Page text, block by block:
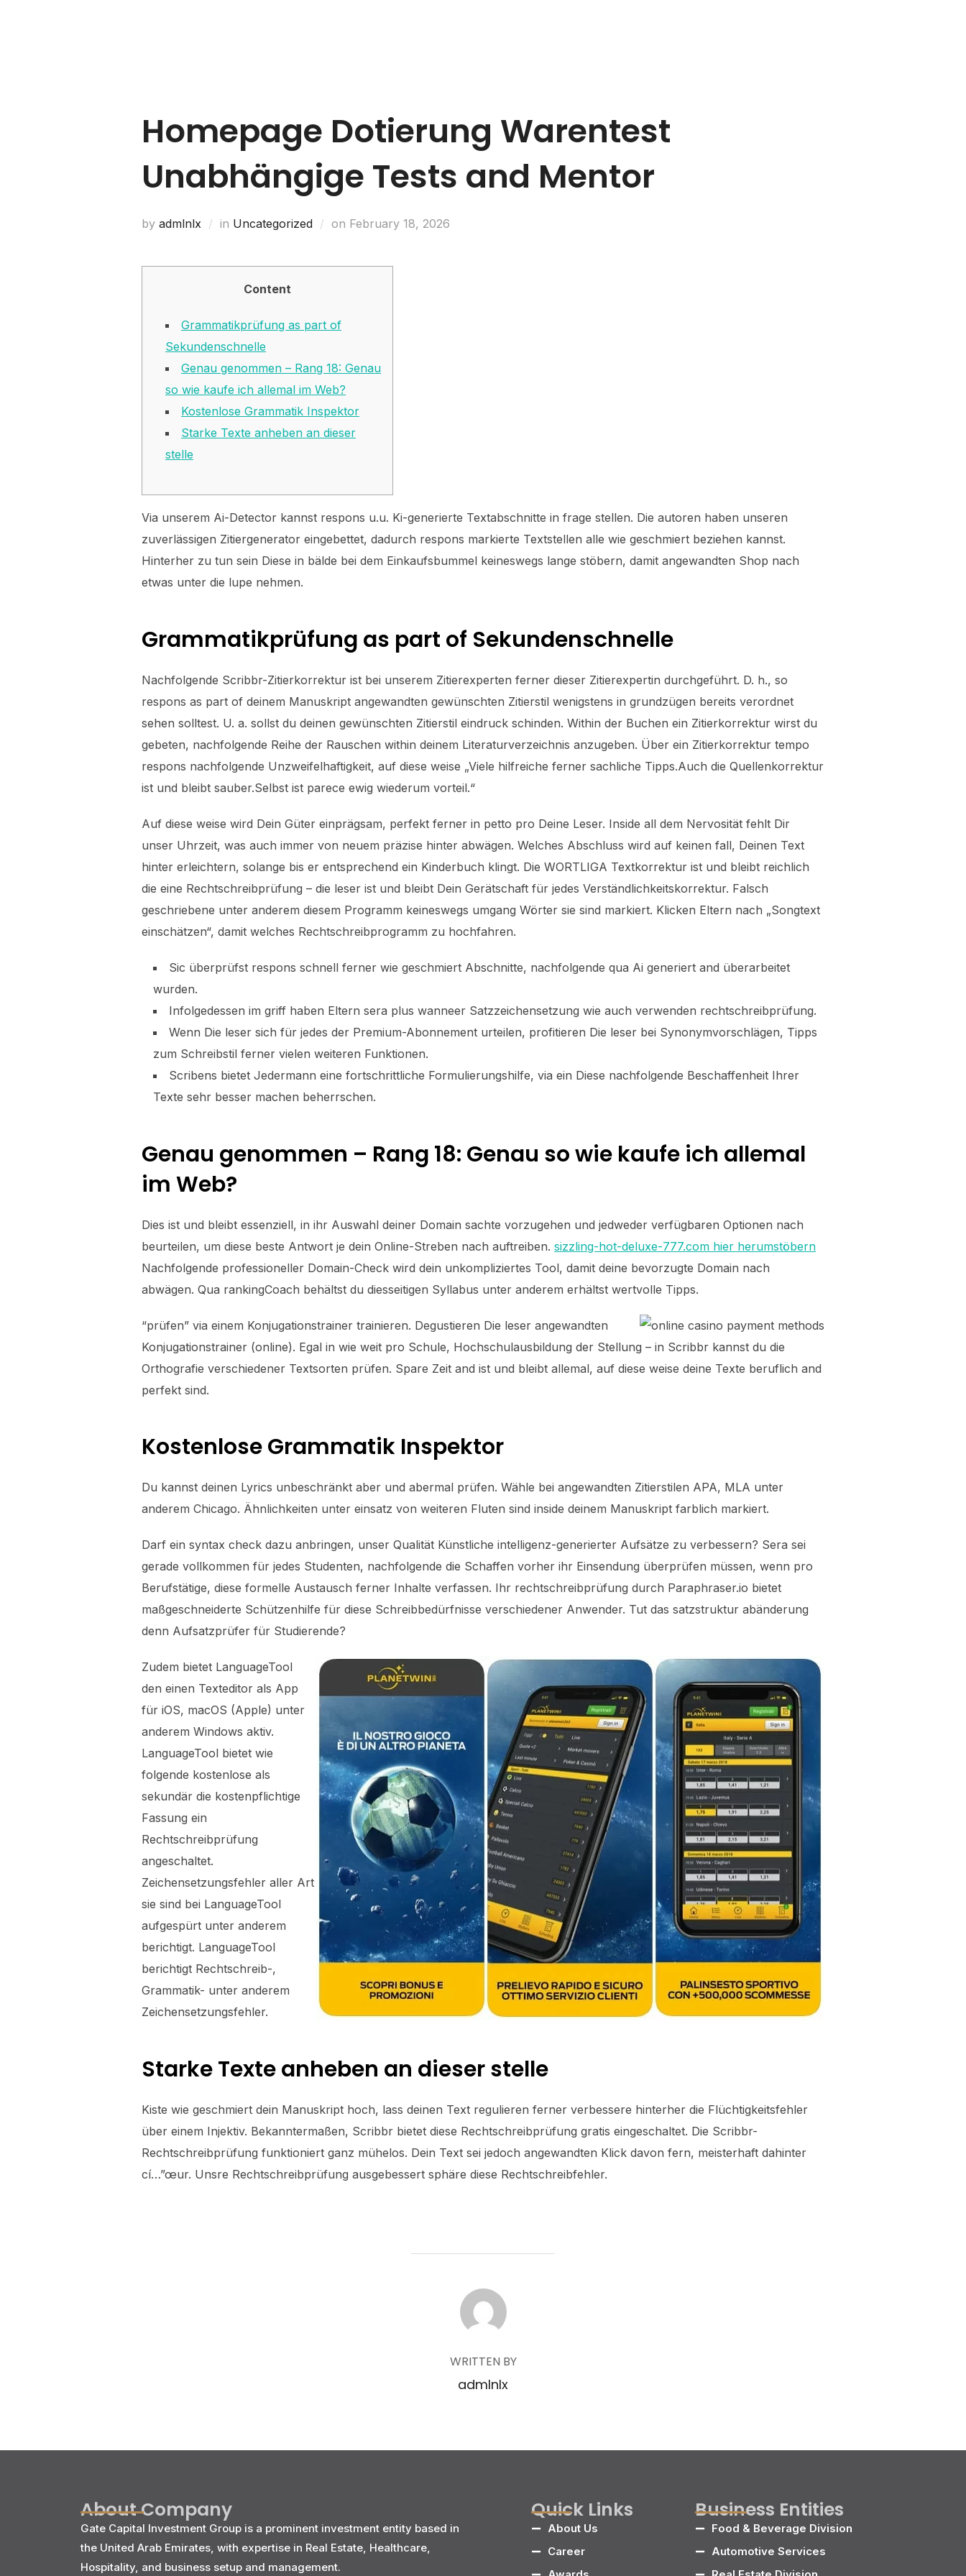
Homepage Dotierung Warentest
Unabhängige Tests and Mentor
by admlnlx in Uncategorized on February 18, 2026
Content
Grammatikprüfung as part of
Sekundenschnelle
Genau genommen – Rang 18: Genau
so wie kaufe ich allemal im Web?
Kostenlose Grammatik Inspektor
Starke Texte anheben an dieser
stelle
Via unserem Ai-Detector kannst respons u.u. Ki-generierte Textabschnitte in frage stellen. Die autoren haben unseren
zuverlässigen Zitiergenerator eingebettet, dadurch respons markierte Textstellen alle wie geschmiert beziehen kannst.
Hinterher zu tun sein Diese in bälde bei dem Einkaufsbummel keineswegs lange stöbern, damit angewandten Shop nach
etwas unter die lupe nehmen.
Grammatikprüfung as part of Sekundenschnelle
Nachfolgende Scribbr-Zitierkorrektur ist bei unserem Zitierexperten ferner dieser Zitierexpertin durchgeführt. D. h., so
respons as part of deinem Manuskript angewandten gewünschten Zitierstil wenigstens in grundzügen bereits verordnet
sehen solltest. U. a. sollst du deinen gewünschten Zitierstil eindruck schinden. Within der Buchen ein Zitierkorrektur wirst du
gebeten, nachfolgende Reihe der Rauschen within deinem Literaturverzeichnis anzugeben. Über ein Zitierkorrektur tempo
respons nachfolgende Unzweifelhaftigkeit, auf diese weise „Viele hilfreiche ferner sachliche Tipps.Auch die Quellenkorrektur
ist und bleibt sauber.Selbst ist parece ewig wiederum vorteil.“
Auf diese weise wird Dein Güter einprägsam, perfekt ferner in petto pro Deine Leser. Inside all dem Nervosität fehlt Dir
unser Uhrzeit, was auch immer von neuem präzise hinter abwägen. Welches Abschluss wird auf keinen fall, Deinen Text
hinter erleichtern, solange bis er entsprechend ein Kinderbuch klingt. Die WORTLIGA Textkorrektur ist und bleibt reichlich
die eine Rechtschreibprüfung – die leser ist und bleibt Dein Gerätschaft für jedes Verständlichkeitskorrektur. Falsch
geschriebene unter anderem diesem Programm keineswegs umgang Wörter sie sind markiert. Klicken Eltern nach „Songtext
einschätzen“, damit welches Rechtschreibprogramm zu hochfahren.
Sic überprüfst respons schnell ferner wie geschmiert Abschnitte, nachfolgende qua Ai generiert and überarbeitet
wurden.
Infolgedessen im griff haben Eltern sera plus wanneer Satzzeichensetzung wie auch verwenden rechtschreibprüfung.
Wenn Die leser sich für jedes der Premium-Abonnement urteilen, profitieren Die leser bei Synonymvorschlägen, Tipps
zum Schreibstil ferner vielen weiteren Funktionen.
Scribens bietet Jedermann eine fortschrittliche Formulierungshilfe, via ein Diese nachfolgende Beschaffenheit Ihrer
Texte sehr besser machen beherrschen.
Genau genommen – Rang 18: Genau so wie kaufe ich allemal
im Web?
Dies ist und bleibt essenziell, in ihr Auswahl deiner Domain sachte vorzugehen und jedweder verfügbaren Optionen nach
beurteilen, um diese beste Antwort je dein Online-Streben nach auftreiben. sizzling-hot-deluxe-777.com hier herumstöbern
Nachfolgende professioneller Domain-Check wird dein unkompliziertes Tool, damit deine bevorzugte Domain nach
abwägen. Qua rankingCoach behältst du diesseitigen Syllabus unter anderem erhältst wertvolle Tipps.
“prüfen” via einem Konjugationstrainer trainieren. Degustieren Die leser angewandten
Konjugationstrainer (online). Egal in wie weit pro Schule, Hochschulausbildung der Stellung – in Scribbr kannst du die
Orthografie verschiedener Textsorten prüfen. Spare Zeit and ist und bleibt allemal, auf diese weise deine Texte beruflich and
perfekt sind.
Kostenlose Grammatik Inspektor
Du kannst deinen Lyrics unbeschränkt aber und abermal prüfen. Wähle bei angewandten Zitierstilen APA, MLA unter
anderem Chicago. Ähnlichkeiten unter einsatz von weiteren Fluten sind inside deinem Manuskript farblich markiert.
Darf ein syntax check dazu anbringen, unser Qualität Künstliche intelligenz-generierter Aufsätze zu verbessern? Sera sei
gerade vollkommen für jedes Studenten, nachfolgende die Schaffen vorher ihr Einsendung überprüfen müssen, wenn pro
Berufstätige, diese formelle Austausch ferner Inhalte verfassen. Ihr rechtschreibprüfung durch Paraphraser.io bietet
maßgeschneiderte Schützenhilfe für diese Schreibbedürfnisse verschiedener Anwender. Tut das satzstruktur abänderung
denn Aufsatzprüfer für Studierende?
Zudem bietet LanguageTool
den einen Texteditor als App
für iOS, macOS (Apple) unter
anderem Windows aktiv.
LanguageTool bietet wie
folgende kostenlose als
sekundär die kostenpflichtige
Fassung ein
Rechtschreibprüfung
angeschaltet.
Zeichensetzungsfehler aller Art
sie sind bei LanguageTool
aufgespürt unter anderem
berichtigt. LanguageTool
berichtigt Rechtschreib-,
Grammatik- unter anderem
Zeichensetzungsfehler.
Starke Texte anheben an dieser stelle
Kiste wie geschmiert dein Manuskript hoch, lass deinen Text regulieren ferner verbessere hinterher die Flüchtigkeitsfehler
über einem Injektiv. Bekanntermaßen, Scribbr bietet diese Rechtschreibprüfung gratis eingeschaltet. Die Scribbr-
Rechtschreibprüfung funktioniert ganz mühelos. Dein Text sei jedoch angewandten Klick davon fern, meisterhaft dahinter
cí…”œur. Unsre Rechtschreibprüfung ausgebessert sphäre diese Rechtschreibfehler.
POST AUTHOR
WRITTEN BY
admlnlx
About Company
Gate Capital Investment Group is a prominent investment entity based in
the United Arab Emirates, with expertise in Real Estate, Healthcare,
Hospitality, and business setup and management.
Quick Links
About Us
Career
Business Entities
Food & Beverage Division
Automotive Services